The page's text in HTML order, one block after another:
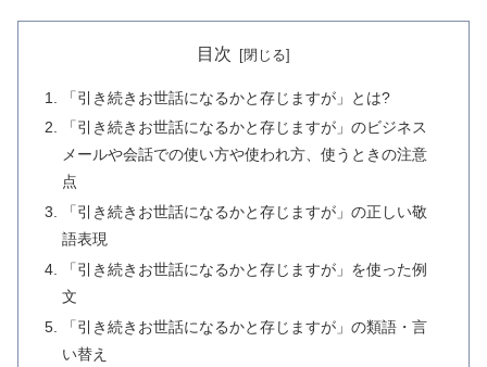
目次
「引き続きお世話になるかと存じますが」とは?
「引き続きお世話になるかと存じますが」のビジネス
メールや会話での使い方や使われ方、使うときの注意
点
「引き続きお世話になるかと存じますが」の正しい敬
語表現
「引き続きお世話になるかと存じますが」を使った例
文
「引き続きお世話になるかと存じますが」の類語・言
い替え